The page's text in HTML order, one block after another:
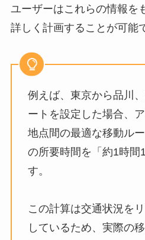
ユーザーはこれらの情報を
詳しく計画することが可能
例えば、東京から品川
ートを設定した場合、
地点間の最適な移動ル
の所要時間を「約1時間
す。
この計算は交通状況を
しているため、実際の